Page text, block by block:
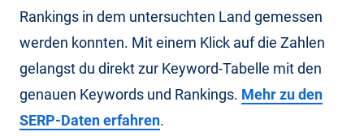
Rankings in dem untersuchten Land gemessen
werden konnten. Mit einem Klick auf die Zahlen
gelangst du direkt zur Keyword-Tabelle mit den
genauen Keywords und Rankings. Mehr zu den
SERP-Daten erfahren.